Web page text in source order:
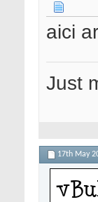
aici
Just
17th May